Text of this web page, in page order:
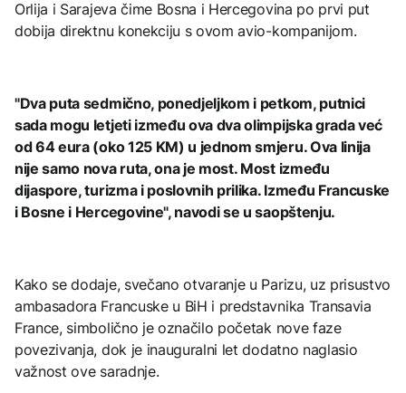
Orlija i Sarajeva čime Bosna i Hercegovina po prvi put
dobija direktnu konekciju s ovom avio-kompanijom.
"Dva puta sedmično, ponedjeljkom i petkom, putnici
sada mogu letjeti između ova dva olimpijska grada već
od 64 eura (oko 125 KM) u jednom smjeru. Ova linija
nije samo nova ruta, ona je most. Most između
dijaspore, turizma i poslovnih prilika. Između Francuske
i Bosne i Hercegovine", navodi se u saopštenju.
Kako se dodaje, svečano otvaranje u Parizu, uz prisustvo
ambasadora Francuske u BiH i predstavnika Transavia
France, simbolično je označilo početak nove faze
povezivanja, dok je inauguralni let dodatno naglasio
važnost ove saradnje.